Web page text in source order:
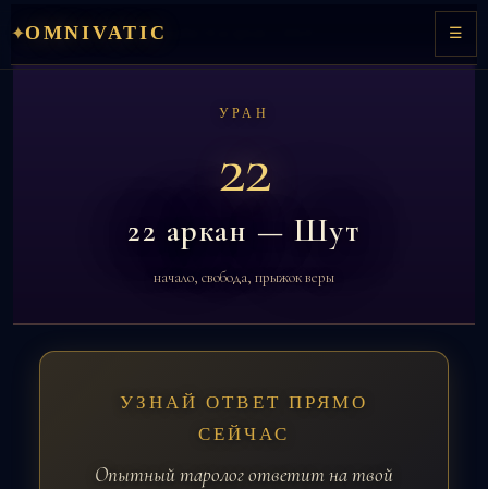
✦OMNIVATIC ☰
Главная→Матрица судьбы
УРАН
22
22 аркан — Шут
начало, свобода, прыжок веры
УЗНАЙ ОТВЕТ ПРЯМО
СЕЙЧАС
Опытный таролог ответит на твой